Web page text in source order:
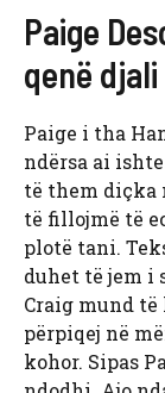
Paige
qenë djali
Paige i tha
ndërsa ai
të them diçka
të fillojmë të
plotë tani.
duhet të jem i
Craig mund
përpiqej në
kohor. Sipas